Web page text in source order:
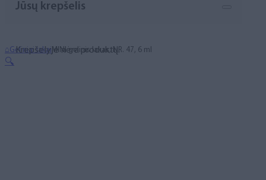
Jūsų krepšelis
Krepšelyje nėra produktų.
⌂Geliniai lakai MINI gelinis lakas, NR. 47, 6 ml
🔍